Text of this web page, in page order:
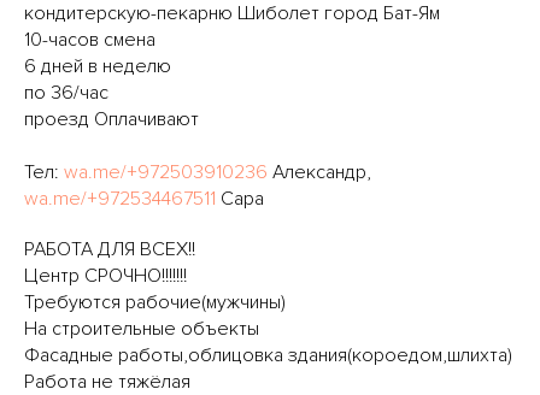
кондитерскую-пекарню Шиболет город Бат-Ям
10-часов смена
6 дней в неделю
по 36/час
проезд Оплачивают
Тел: wa.me/+972503910236 Александр,
wa.me/+972534467511 Сара
РАБОТА ДЛЯ ВСЕХ!!
Центр СРОЧНО!!!!!!!
Требуются рабочие(мужчины)
На строительные объекты
Фасадные работы,облицовка здания(короедом,шлихта)
Работа не тяжёлая